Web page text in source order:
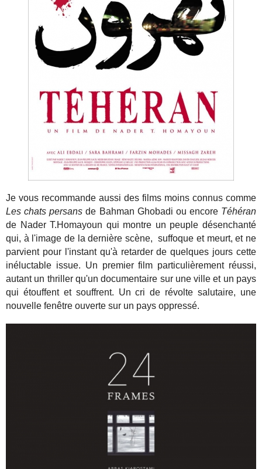
Je vous recommande aussi des films moins connus comme
Les chats persans de Bahman Ghobadi ou encore Téhéran
de Nader T.Homayoun qui montre un peuple désenchanté
qui, à l'image de la dernière scène, suffoque et meurt, et ne
parvient pour l'instant qu'à retarder de quelques jours cette
inéluctable issue. Un premier film particulièrement réussi,
autant un thriller qu'un documentaire sur une ville et un pays
qui étouffent et souffrent. Un cri de révolte salutaire, une
nouvelle fenêtre ouverte sur un pays oppressé.